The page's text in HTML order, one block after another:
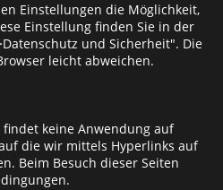
Einstellungen die Möglichkeit,
Einstellung finden Sie in der
und Sicherheit". Die
leicht abweichen.
keine Anwendung auf
die wir mittels Hyperlinks auf
Beim Besuch dieser Seiten